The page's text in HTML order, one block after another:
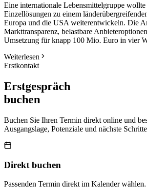
Eine internationale Lebensmittelgruppe wollte
Einzellösungen zu einem
Europa und die USA weiterentwickeln. Die
Markttransparenz, belastbare
Umsetzung für knapp 100 Mio. Euro in vier
Weiterlesen
Erstkontakt
Erstgespräch
buchen
Buchen Sie Ihren Termin direkt online und
Ausgangslage, Potenziale und nächste
Direkt buchen
Passenden Termin direkt im Kalender wählen.